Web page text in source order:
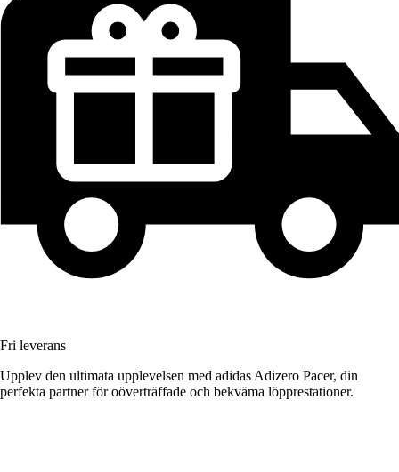
Fri leverans
Upplev den ultimata upplevelsen med adidas Adizero Pacer, din
perfekta partner för oöverträffade och bekväma löpprestationer.